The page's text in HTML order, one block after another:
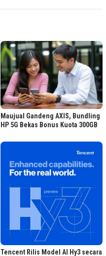
Maujual Gandeng AXIS, Bundling
HP 5G Bekas Bonus Kuota 300GB
Tencent Rilis Model AI Hy3 secara